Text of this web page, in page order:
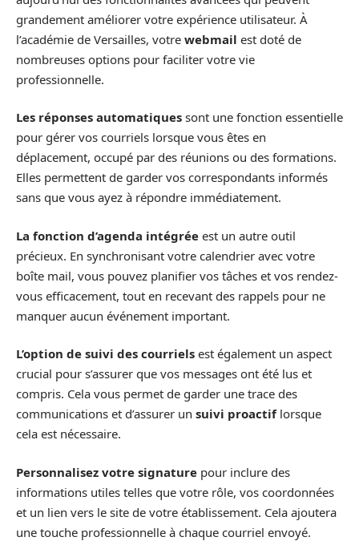
grandement améliorer votre expérience utilisateur. À
l’académie de Versailles, votre webmail est doté de
nombreuses options pour faciliter votre vie
professionnelle.
Les réponses automatiques sont une fonction essentielle
pour gérer vos courriels lorsque vous êtes en
déplacement, occupé par des réunions ou des formations.
Elles permettent de garder vos correspondants informés
sans que vous ayez à répondre immédiatement.
La fonction d’agenda intégrée est un autre outil
précieux. En synchronisant votre calendrier avec votre
boîte mail, vous pouvez planifier vos tâches et vos rendez-
vous efficacement, tout en recevant des rappels pour ne
manquer aucun événement important.
L’option de suivi des courriels est également un aspect
crucial pour s’assurer que vos messages ont été lus et
compris. Cela vous permet de garder une trace des
communications et d’assurer un suivi proactiflorsque
cela est nécessaire.
Personnalisez votre signature pour inclure des
informations utiles telles que votre rôle, vos coordonnées
et un lien vers le site de votre établissement. Cela ajoutera
une touche professionnelle à chaque courriel envoyé.